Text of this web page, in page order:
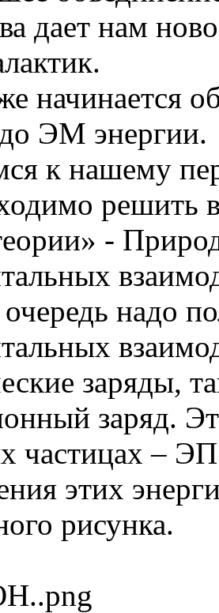
дает нам
начинается
ЭМ энергии.
к нашему
решить
-
надо
заряды,
заряд.
частицах – ЭП
этих
рисунка.